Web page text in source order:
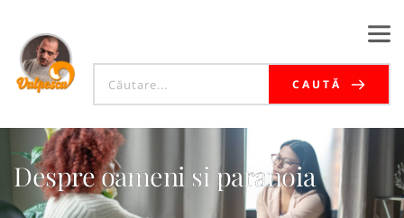
CAUTĂ
Despre oameni si paranoia